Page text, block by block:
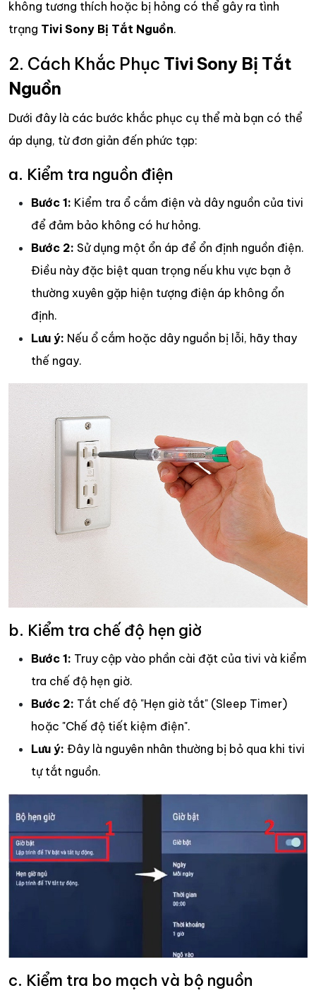
không tương thích hoặc bị hỏng có thể gây ra tình
trạng Tivi Sony Bị Tắt Nguồn.
2. Cách Khắc Phục Tivi Sony Bị Tắt
Nguồn
Dưới đây là các bước khắc phục cụ thể mà bạn có thể
áp dụng, từ đơn giản đến phức tạp:
a. Kiểm tra nguồn điện
Bước 1: Kiểm tra ổ cắm điện và dây nguồn của tivi
để đảm bảo không có hư hỏng.
Bước 2: Sử dụng một ổn áp để ổn định nguồn điện.
Điều này đặc biệt quan trọng nếu khu vực bạn ở
thường xuyên gặp hiện tượng điện áp không ổn
định.
Lưu ý: Nếu ổ cắm hoặc dây nguồn bị lỗi, hãy thay
thế ngay.
b. Kiểm tra chế độ hẹn giờ
Bước 1: Truy cập vào phần cài đặt của tivi và kiểm
tra chế độ hẹn giờ.
Bước 2: Tắt chế độ "Hẹn giờ tắt" (Sleep Timer)
hoặc "Chế độ tiết kiệm điện".
Lưu ý: Đây là nguyên nhân thường bị bỏ qua khi tivi
tự tắt nguồn.
c. Kiểm tra bo mạch và bộ nguồn